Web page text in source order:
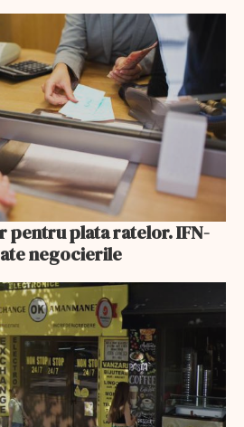
pentru plata ratelor. IFN-
negocierile